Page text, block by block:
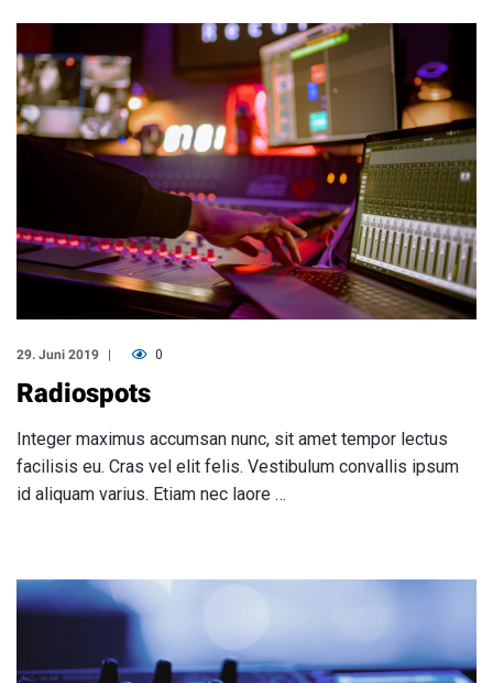
29. Juni 2019 0
Radiospots
Integer maximus accumsan nunc, sit amet tempor lectus
facilisis eu. Cras vel elit felis. Vestibulum convallis ipsum
id aliquam varius. Etiam nec laore …